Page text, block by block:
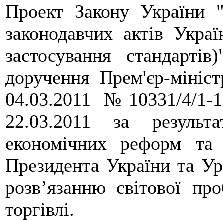
Проект Закону України
законодавчих актів
застосування
доручення Прем'єр-
04.03.2011 № 10331/4/1-
22.03.2011 за
економічних реформ та
Президента України та
розв’язанню світової
торгівлі.